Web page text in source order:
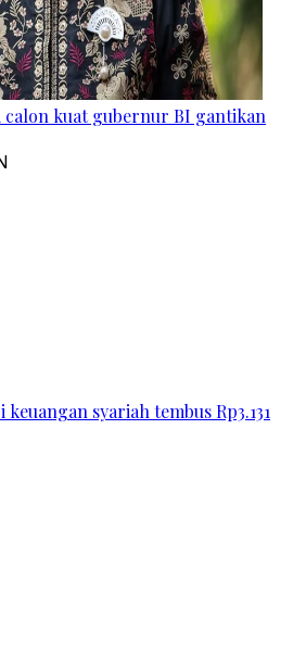
calon kuat gubernur BI gantikan
syariah tembus Rp3.131